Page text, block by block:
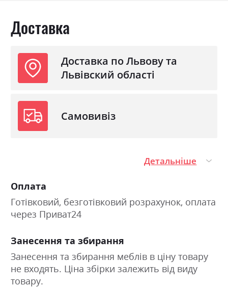
Доставка
Доставка по Львову та
Львівский області
Самовивіз
Детальніше
Оплата
Готівковий, безготівковий розрахунок, оплата
через Приват24
Занесення та збирання
Занесення та збирання меблів в ціну товару
не входять. Ціна збірки залежить від виду
товару.